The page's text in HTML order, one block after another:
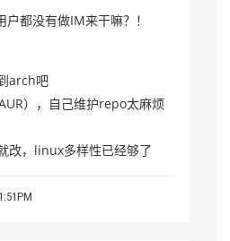
都没有做IM来干嘛？！
arch吧
），自己维护repo太麻烦
改，linux多样性已经够了